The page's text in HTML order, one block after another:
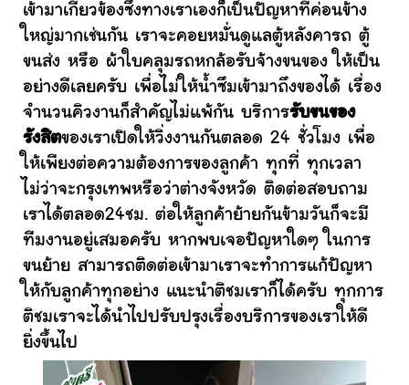
เข้ามาเกี่ยวข้องซึ่งทางเราเองก็เป็นปัญหาที่ค่อนข้าง
ใหญ่มากเช่นกัน เราจะคอยหมั่นดูแลตู้หลังคารถ ตู้
ขนส่ง หรือ ผ้าใบคลุมรถหกล้อรับจ้างขนของ ให้เป็น
อย่างดีเลยครับ เพื่อไม่ให้น้ำซึมเข้ามาถึงของได้ เรื่อง
จำนวนคิวงานก็สำคัญไม่แพ้กัน บริการรับขนของ
รังสิตของเราเปิดให้วิ่งงานกันตลอด 24 ชั่วโมง เพื่อ
ให้เพียงต่อความต้องการของลูกค้า ทุกที่ ทุกเวลา
ไม่ว่าจะกรุงเทพหรือว่าต่างจังหวัด ติดต่อสอบถาม
เราได้ตลอด24ชม. ต่อให้ลูกค้าย้ายกันข้ามวันก็จะมี
ทีมงานอยู่เสมอครับ หากพบเจอปัญหาใดๆ ในการ
ขนย้าย สามารถติดต่อเข้ามาเราจะทำการแก้ปัญหา
ให้กับลูกค้าทุกอย่าง แนะนำติชมเราก็ได้ครับ ทุกการ
ติชมเราจะได้นำไปปรับปรุงเรื่องบริการของเราให้ดี
ยิ่งขึ้นไป